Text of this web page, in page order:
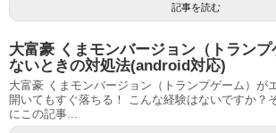
記事を読む
大富豪 くまモンバージョン（トラン
ないときの対処法(android対応)
大富豪 くまモンバージョン（トランプゲーム）が
開いてもすぐ落ちる！ こんな経験はないですか？
にこの記事...